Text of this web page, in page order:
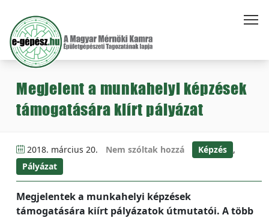
Megjelent a munkahelyi képzések
támogatására kiírt pályázat
2018. március 20. Nem szóltak hozzá Képzés ,
Pályázat
Megjelentek a munkahelyi képzések
támogatására kiírt pályázatok útmutatói. A több